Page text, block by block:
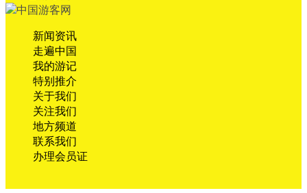
新闻资讯
走遍中国
我的游记
特别推介
关于我们
关注我们
地方频道
联系我们
办理会员证